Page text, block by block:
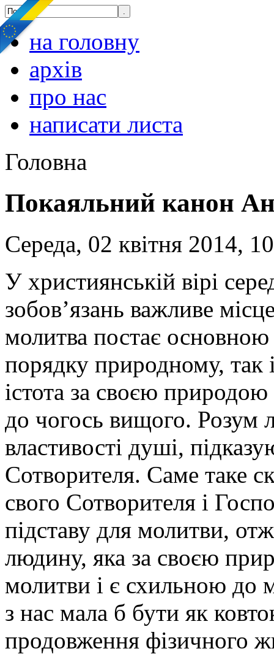
на головну
архів
про нас
написати листа
Головна
Покаяльний канон
Середа, 02 квітня 2014,
У християнській вірі
зобов’язань важливе
молитва постає
порядку природному,
істота за своєю природою
до чогось вищого. Розум
властивості душі,
Сотворителя. Саме таке
свого Сотворителя і
підставу для молитви,
людину, яка за своєю
молитви і є схильною до
з нас мала б бути як
продовження фізичного